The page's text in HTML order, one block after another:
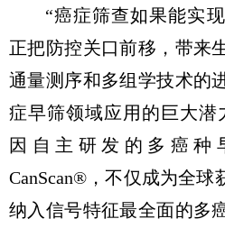
“癌症筛查如果能实
正把防控关口前移，带来
通量测序和多组学技术的
症早筛领域应用的巨大潜
因自主研发的多癌种
CanScan®，不仅成为全球
纳入信号特征最全面的多